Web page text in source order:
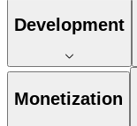
Development
Monetization